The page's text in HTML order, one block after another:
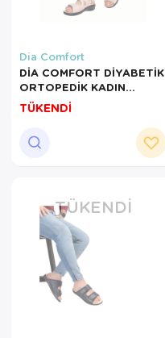
Dia Comfort
DİA COMFORT DİYABETİK
ORTOPEDİK KADIN
SANDALET KREM-39
NUMARA
TÜKENDİ
TÜKENDI